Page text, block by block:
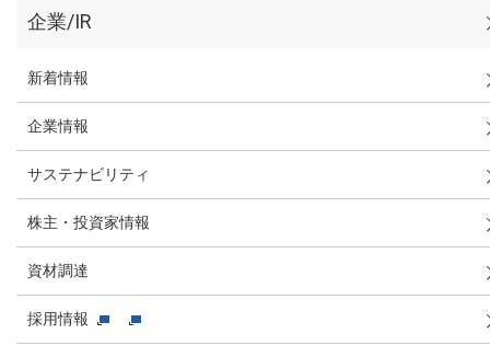
企業/IR
新着情報
企業情報
サステナビリティ
株主・投資家情報
資材調達
採用情報